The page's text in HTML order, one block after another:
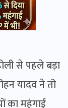
से पहले बड़ा
यादव ने तो
का महंगाई